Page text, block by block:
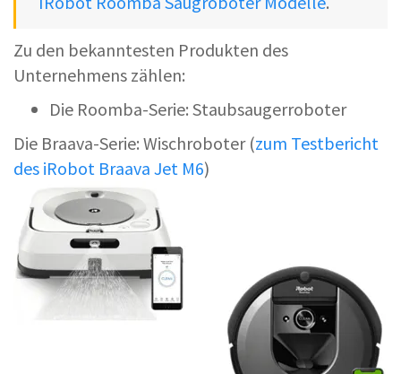
Zu den bekanntesten Produkten des
Unternehmens zählen:
Die Roomba-Serie: Staubsaugerroboter
Die Braava-Serie: Wischroboter (zum Testbericht
des iRobot Braava Jet M6)